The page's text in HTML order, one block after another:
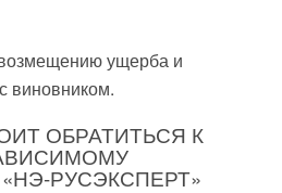
ущерба и
виновником.
ОБРАТИТЬСЯ К